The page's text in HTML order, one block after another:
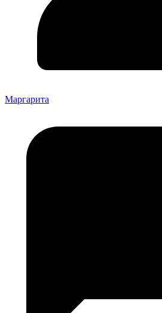
Маргарита